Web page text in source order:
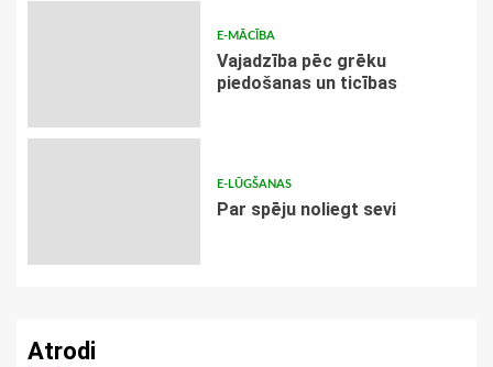
E-MĀCĪBA
Vajadzība pēc grēku
piedošanas un ticības
E-LŪGŠANAS
Par spēju noliegt sevi
Atrodi